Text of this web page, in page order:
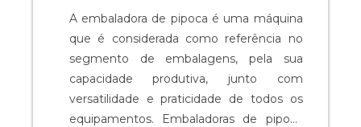
A embaladora de pipoca é uma máquina
que é considerada como referência no
segmento de embalagens, pela sua
capacidade produtiva, junto com
versatilidade e praticidade de todos os
equipamentos. Embaladoras de pipoca